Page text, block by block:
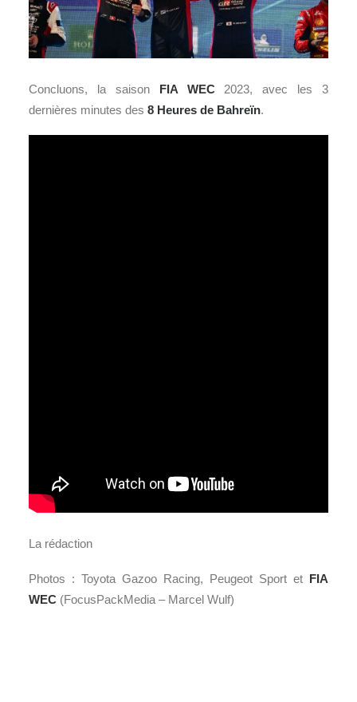
Concluons, la saison FIA WEC2023, avec les 3
dernières minutes des 8 Heures de Bahreïn.
La rédaction
Photos : Toyota Gazoo Racing, Peugeot Sport et FIA
WEC (FocusPackMedia – Marcel Wulf)